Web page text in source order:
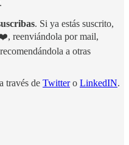
.
. Si ya estás suscrito,
reenviándola por mail,
a otras
través de Twittero LinkedIN.